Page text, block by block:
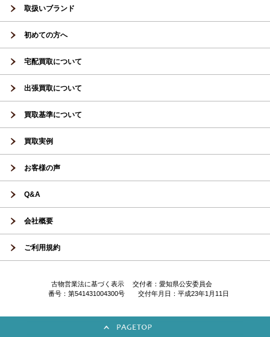
取扱いブランド
初めての方へ
宅配買取について
出張買取について
買取基準について
買取実例
お客様の声
Q&A
会社概要
ご利用規約
古物営業法に基づく表示 交付者：愛知県公安委員会
番号：第541431004300号 交付年月日：平成23年1月11日